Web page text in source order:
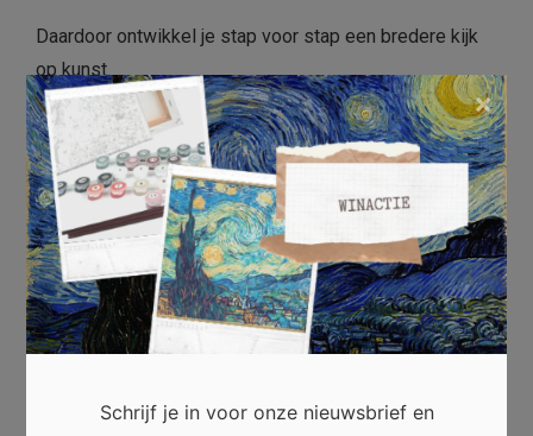
Daardoor ontwikkel je stap voor stap een bredere kijk
op kunst.
Bovendien leer je verschillende kunstenaars kennen en
krijg je meer waardering voor hun vakmanschap.
Die nieuwsgierigheid maakt ieder galeriebezoek
opnieuw de moeite waard.
Conclusie
Lokale kunstgaleries vormen een waardevolle
Schrijf je in voor onze nieuwsbrief en
×